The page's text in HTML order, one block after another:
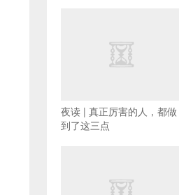
夜读 | 真正厉害的人，都做
到了这三点